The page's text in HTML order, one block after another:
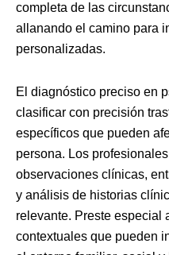
completa de las
allanando el camino para
personalizadas.
El diagnóstico preciso en
clasificar con precisión
específicos que pueden
persona. Los
observaciones clínicas,
y análisis de historias
relevante. Preste especial
contextuales que pueden